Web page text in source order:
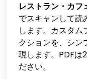
レストラン・カフ
でスキャンして読
します。カスタ
クションを、シ
現します。PDFは
ださい。